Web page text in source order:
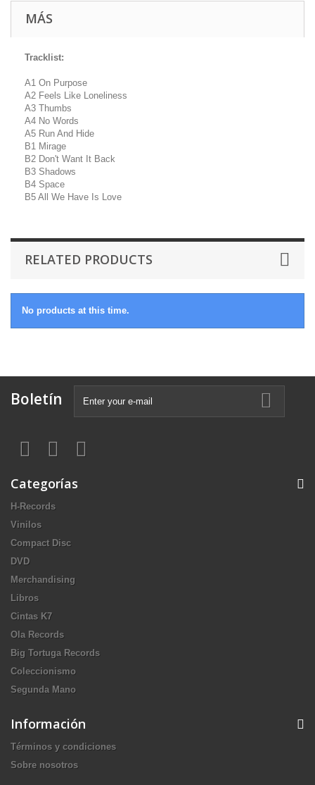
MÁS
Tracklist:
A1 On Purpose
A2 Feels Like Loneliness
A3 Thumbs
A4 No Words
A5 Run And Hide
B1 Mirage
B2 Don't Want It Back
B3 Shadows
B4 Space
B5 All We Have Is Love
RELATED PRODUCTS
No products at this time.
Boletín
Categorías
H-Records
Vinilos
Compact Disc
DVD
Merchandising
Libros
Cintas K7
Ola Records
Big Tortuga Records
Coleccionismo
Segunda Mano
Información
Términos y condiciones
Sobre nosotros